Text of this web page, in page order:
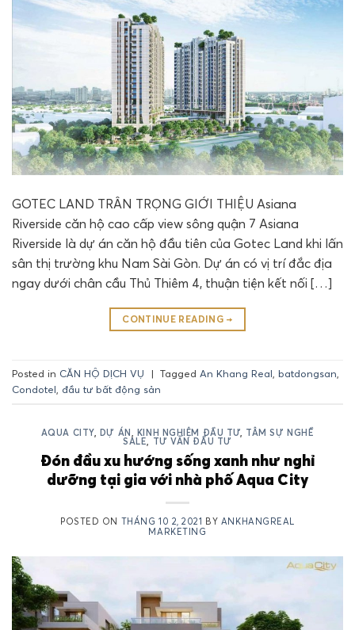
GOTEC LAND TRÂN TRỌNG GIỚI THIỆU Asiana
Riverside căn hộ cao cấp view sông quận 7 Asiana
Riverside là dự án căn hộ đầu tiên của Gotec Land khi lấn
sân thị trường khu Nam Sài Gòn. Dự án có vị trí đắc địa
ngay dưới chân cầu Thủ Thiêm 4, thuận tiện kết nối […]
CONTINUE READING →
Posted in CĂN HỘ DỊCH VỤ | Tagged An Khang Real, batdongsan,
Condotel, đầu tư bất động sản
AQUA CITY, DỰ ÁN , KINH NGHIỆM ĐẦU TƯ, TÂM SỰ NGHỀ
SALE, TƯ VẤN ĐẦU TƯ
Đón đầu xu hướng sống xanh như nghỉ
dưỡng tại gia với nhà phố Aqua City
POSTED ON THÁNG 10 2, 2021 BY ANKHANGREAL
MARKETING